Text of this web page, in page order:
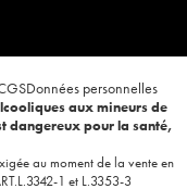
Données personnelles
aux mineurs de
dangereux pour la santé,
au moment de la vente en
1 et L.3353-3